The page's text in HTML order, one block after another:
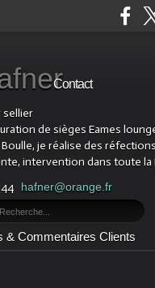
Contact
sellier
de sièges Eames
je réalise des
intervention dans toute la
hafner@orange.fr
& Commentaires Clients